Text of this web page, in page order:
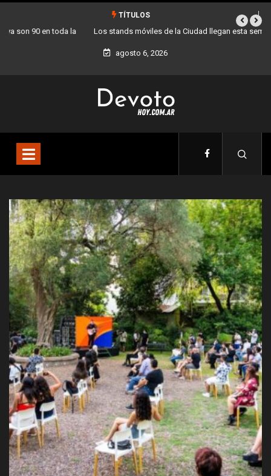
TÍTULOS
Los stands móviles de la Ciudad llegan esta semana a Villa Devoto
agosto 6, 2026